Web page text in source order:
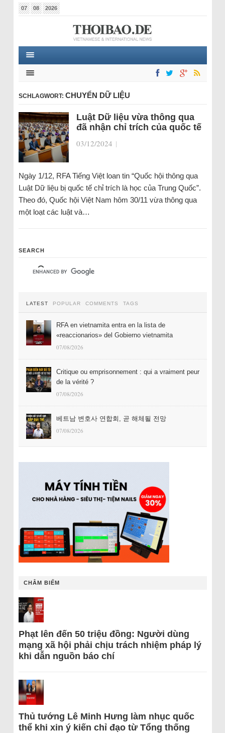
07 08 2026
SCHLAGWORT: CHUYỂN DỮ LIỆU
Luật Dữ liệu vừa thông qua
đã nhận chỉ trích của quốc tế
03/12/2024 |
Ngày 1/12, RFA Tiếng Việt loan tin “Quốc hội thông qua
Luật Dữ liệu bị quốc tế chỉ trích là học của Trung Quốc”.
Theo đó, Quốc hội Việt Nam hôm 30/11 vừa thông qua
một loạt các luật và…
SEARCH
LATEST POPULAR COMMENTS TAGS
RFA en vietnamita entra en la lista de
«reaccionarios» del Gobierno vietnamita
07/08/2026
Critique ou emprisonnement : qui a vraiment peur
de la vérité ?
07/08/2026
베트남 변호사 연합회, 곧 해체될 전망
07/08/2026
CHÂM BIẾM
Phạt lên đến 50 triệu đồng: Người dùng
mạng xã hội phải chịu trách nhiệm pháp lý
khi dẫn nguồn báo chí
Thủ tướng Lê Minh Hưng làm nhục quốc
thể khi xin ý kiến chỉ đạo từ Tổng thống